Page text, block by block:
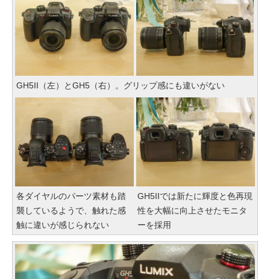
GH5II（左）とGH5（右）。グリップ感にも違いがない
各ダイヤルのパーツ素材も踏
襲しているようで、触れた感
触に違いが感じられない
GH5IIでは新たに輝度と色再現
性を大幅に向上させたモニタ
ーを採用